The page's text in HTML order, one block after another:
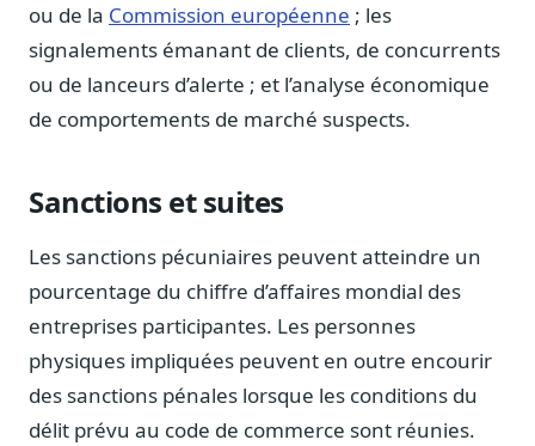
Cas d'usage concrets
Six cas pour gagner du temps
Conseil (Advisory)
Consultants seniors, plateforme Legiwatch incluse
Guides pratiques
17 guides sur le Parlement, la procédure, le plaidoyer
Blog & Podcast Hémicycle
Analyses, méthodes, coulisses
Lexique parlementaire
1027 termes expliqués
ou de la Commission européenne ; les
signalements émanant de clients, de concurrents
ou de lanceurs d’alerte ; et l’analyse économique
de comportements de marché suspects.
Sanctions et suites
Les sanctions pécuniaires peuvent atteindre un
pourcentage du chiffre d’affaires mondial des
entreprises participantes. Les personnes
physiques impliquées peuvent en outre encourir
des sanctions pénales lorsque les conditions du
délit prévu au code de commerce sont réunies.